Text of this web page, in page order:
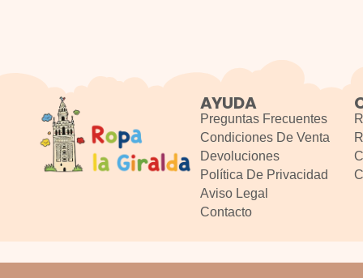
AYUDA
Preguntas Frecuentes
Condiciones De Venta
Devoluciones
Política De Privacidad
Aviso Legal
Contacto